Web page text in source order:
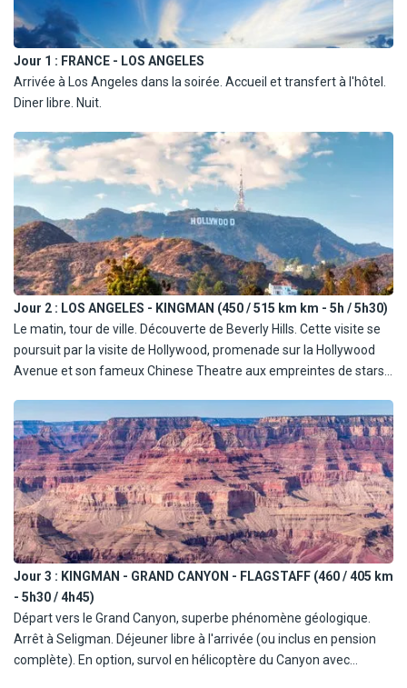
situés en périphérie des villes ou à proximité des zones naturelles,
sont généralement fonctionnels mais peuvent parfois paraître un
peu vieillots, reflétant un confort simple et adapté à ce type de
voyage axé sur la découverte et les grands espaces. Il est
également important de noter que la restauration aux États-Unis
notamment avec des petits déjeuners généralement plus simples.
Jour 1 : FRANCE - LOS ANGELES
Arrivée à Los Angeles dans la soirée. Accueil et transfert à l'hôtel.
Diner libre. Nuit.
Jour 2 : LOS ANGELES - KINGMAN (450 / 515 km km - 5h / 5h30)
Le matin, tour de ville. Découverte de Beverly Hills. Cette visite se
poursuit par la visite de Hollywood, promenade sur la Hollywood
Avenue et son fameux Chinese Theatre aux empreintes de stars.
quartier mexicain. Déjeuner coupon au Farmers Market. L'après-
midi, route vers Laughlin. Traversée des superbes étendues du
Sud - Ouest américain. Arrêt en cours de route au Bagdad Café,
celui dont le film tire son nom. Diner libre (ou inclus en pension
complète) et nuit à Kingman, sur la route 66.
Jour 3 : KINGMAN - GRAND CANYON - FLAGSTAFF (460 / 405 km
- 5h30 / 4h45)
Départ vers le Grand Canyon, superbe phénomène géologique.
Arrêt à Seligman. Déjeuner libre à l'arrivée (ou inclus en pension
complète). En option, survol en hélicoptère du Canyon avec